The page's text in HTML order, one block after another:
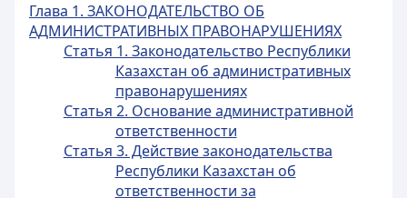
Глава 1. ЗАКОНОДАТЕЛЬСТВО ОБ
АДМИНИСТРАТИВНЫХ ПРАВОНАРУШЕНИЯХ
Статья 1. Законодательство Республики
Казахстан об административных
правонарушениях
Статья 2. Основание административной
ответственности
Статья 3. Действие законодательства
Республики Казахстан об
ответственности за